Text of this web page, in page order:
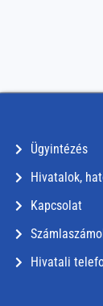
Ügyintézés
Hivatalok,
Kapcsolat
Hivatali